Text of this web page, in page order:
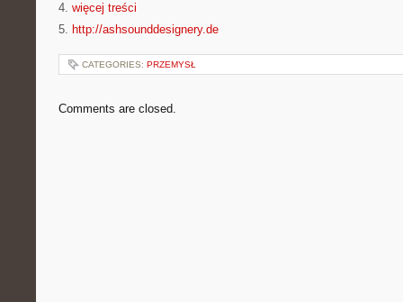
4. więcej treści
5. http://ashsounddesignery.de
CATEGORIES: PRZEMYSŁ
Comments are closed.